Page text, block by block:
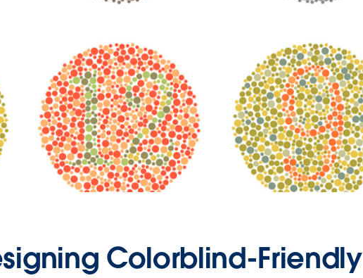
Colorblind-Friendly